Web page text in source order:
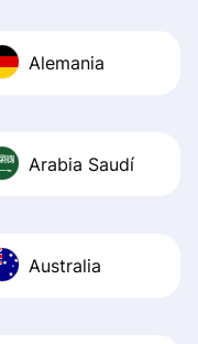
Recommend it!
Alemania
Arabia Saudí
Australia